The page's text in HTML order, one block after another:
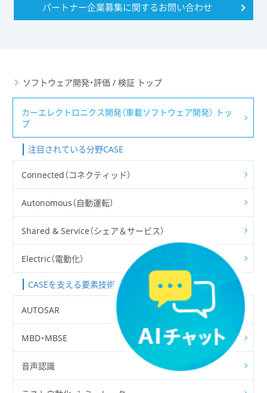
パートナー企業募集に関するお問い合わせ
ソフトウェア開発・評価 / 検証 トップ
カーエレクトロニクス開発（車載ソフトウェア開発） トッ
プ
注目されている分野CASE
Connected（コネクティッド）
Autonomous（自動運転）
Shared & Service（シェア＆サービス）
Electric（電動化）
CASEを支える要素技術
AUTOSAR
MBD・MBSE
音声認識